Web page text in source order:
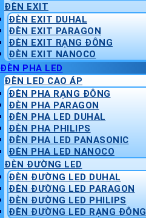
ĐÈN EXIT
ĐÈN EXIT DUHAL
ĐÈN EXIT PARAGON
ĐÈN EXIT RẠNG ĐÔNG
ĐÈN EXIT NANOCO
ĐÈN PHA LED
ĐÈN LED CAO ÁP
ĐÈN PHA RẠNG ĐÔNG
ĐÈN PHA PARAGON
ĐÈN PHA LED DUHAL
ĐÈN PHA PHILIPS
ĐÈN PHA LED PANASONIC
ĐÈN PHA LED NANOCO
ĐÈN ĐƯỜNG LED
ĐÈN ĐƯỜNG LED DUHAL
ĐÈN ĐƯỜNG LED PARAGON
ĐÈN ĐƯỜNG LED PHILIPS
ĐÈN ĐƯỜNG LED RẠNG ĐÔNG